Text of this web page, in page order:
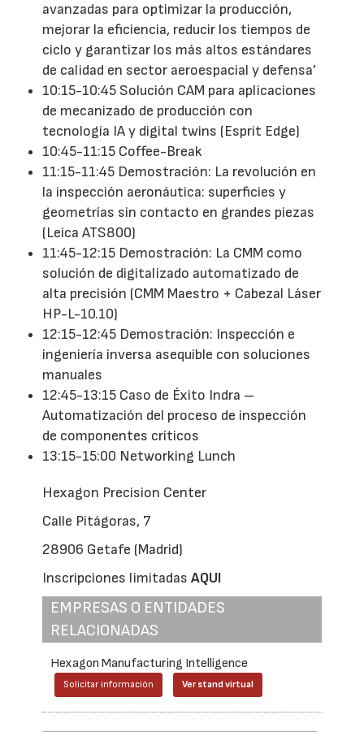
avanzadas para optimizar la producción,
mejorar la eficiencia, reducir los tiempos de
ciclo y garantizar los más altos estándares
de calidad en sector aeroespacial y defensa’
10:15-10:45 Solución CAM para aplicaciones
de mecanizado de producción con
tecnología IA y digital twins (Esprit Edge)
10:45-11:15 Coffee-Break
11:15-11:45 Demostración: La revolución en
la inspección aeronáutica: superficies y
geometrías sin contacto en grandes piezas
(Leica ATS800)
11:45-12:15 Demostración: La CMM como
solución de digitalizado automatizado de
alta precisión (CMM Maestro + Cabezal Láser
HP-L-10.10)
12:15-12:45 Demostración: Inspección e
ingeniería inversa asequible con soluciones
manuales
12:45-13:15 Caso de Éxito Indra –
Automatización del proceso de inspección
de componentes críticos
13:15-15:00 Networking Lunch
Hexagon Precision Center
Calle Pitágoras, 7
28906 Getafe (Madrid)
Inscripciones limitadasAQUI
EMPRESAS O ENTIDADES
RELACIONADAS
Hexagon Manufacturing Intelligence
Solicitar información Ver stand virtual